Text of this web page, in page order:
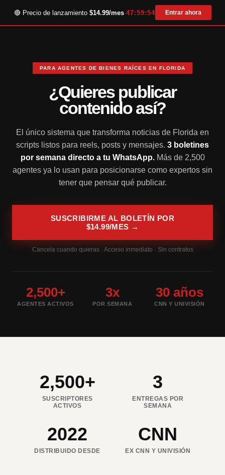
🔴 Precio de lanzamiento·$14.99/mes·47:59:54 Entrar ahora
PARA AGENTES DE BIENES RAÍCES EN FLORIDA
¿Quieres publicar
contenido así?
El único sistema que transforma noticias de Florida en
scripts listos para reels, posts y mensajes. 3 boletines
por semana directo a tu WhatsApp.Más de 2,500
agentes ya lo usan para posicionarse como expertos sin
tener que pensar qué publicar.
SUSCRIBIRME AL BOLETÍN POR
$14.99/MES →
Cancela cuando quieras · Acceso inmediato · Sin contratos
2,500+
AGENTES ACTIVOS
3x
POR SEMANA
30 años
CNN Y UNIVISIÓN
2,500+
SUSCRIPTORES
ACTIVOS
3
ENTREGAS POR
SEMANA
2022
DISTRIBUIDO DESDE
CNN
EX CNN Y UNIVISIÓN